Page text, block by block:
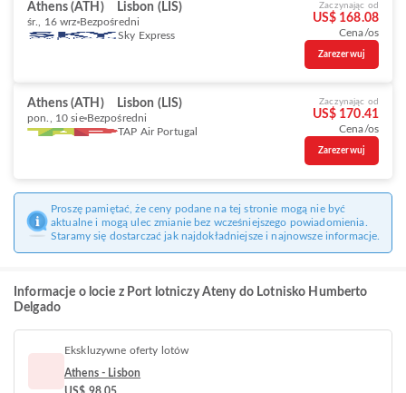
Athens (ATH) Lisbon (LIS)
śr., 16 wrz Bezpośredni
Sky Express
Zaczynając od
US$ 168.08
Cena/os
Zarezerwuj
Athens (ATH) Lisbon (LIS)
pon., 10 sie Bezpośredni
TAP Air Portugal
Zaczynając od
US$ 170.41
Cena/os
Zarezerwuj
Proszę pamiętać, że ceny podane na tej stronie mogą nie być
aktualne i mogą ulec zmianie bez wcześniejszego powiadomienia.
Staramy się dostarczać jak najdokładniejsze i najnowsze informacje.
Informacje o locie z Port lotniczy Ateny do Lotnisko Humberto
Delgado
Ekskluzywne oferty lotów
Athens - Lisbon